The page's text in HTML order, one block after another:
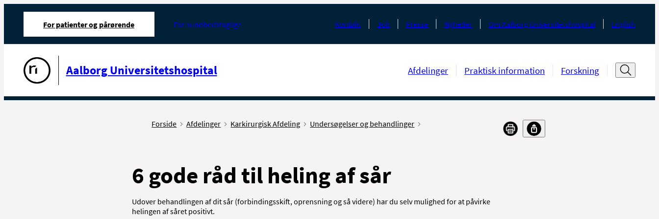
For patienter og pårørende For sundhedsfaglige Kontakt Job Presse Nyheder Om Aalborg Universitetshospital English
Aalborg Universitetshospital Afdelinger Praktisk information Forskning
Forside Afdelinger Karkirurgisk Afdeling Undersøgelser og behandlinger
6 gode råd til heling af sår
Udover behandlingen af dit sår (forbindingsskift, oprensning og så videre) har du selv mulighed for at påvirke
helingen af såret positivt.